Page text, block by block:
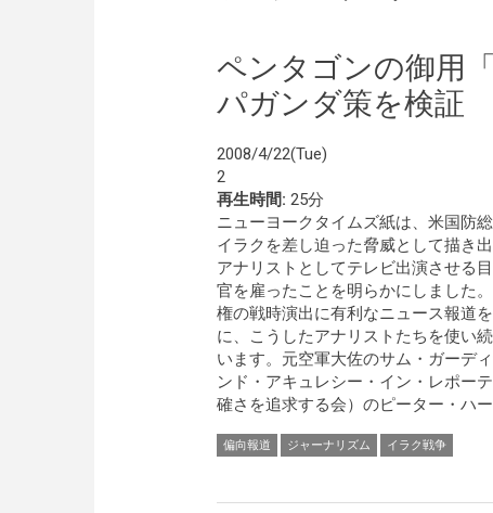
ペンタゴンの御用
パガンダ策を検証
2008/4/22(Tue)
2
再生時間: 25分
ニューヨークタイムズ紙は、米国防
イラクを差し迫った脅威として描き
アナリストとしてテレビ出演させる
官を雇ったことを明らかにしました
権の戦時演出に有利なニュース報道
に、こうしたアナリストたちを使い
います。元空軍大佐のサム・ガーデ
ンド・アキュレシー・イン・レポー
確さを追求する会）のピーター・ハ
偏向報道 ジャーナリズム イラク戦争